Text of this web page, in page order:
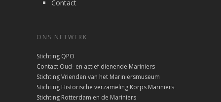
Contact
ONS NETWERK
Stichting QPO
Contact Oud- en actief dienende Mariniers
Stichting Vrienden van het Mariniersmuseum
Stichting Historische verzameling Korps Mariniers
Stichting Rotterdam en de Mariniers